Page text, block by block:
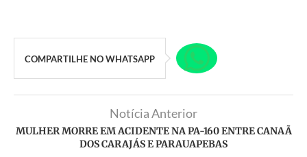
COMPARTILHE NO WHATSAPP
Notícia Anterior
MULHER MORRE EM ACIDENTE NA PA-160 ENTRE CANAÃ
DOS CARAJÁS E PARAUAPEBAS